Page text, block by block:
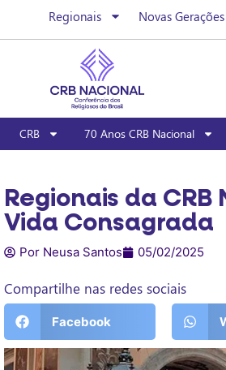
Regionais Novas Gerações
CRB 70 Anos CRB Nacional
Regionais da
Vida Consagrada
Por Neusa Santos 05/02/2025
Compartilhe nas redes sociais
Facebook